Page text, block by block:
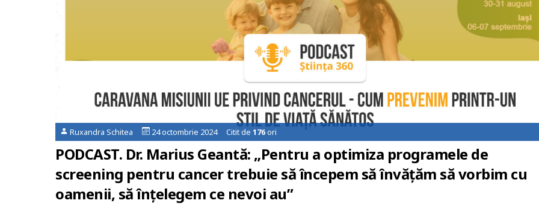
Ruxandra Schitea 24 octombrie 2024 Citit de 176ori
PODCAST. Dr. Marius Geantă: „Pentru a optimiza programele de
screening pentru cancer trebuie să începem să învățăm să vorbim cu
oamenii, să înțelegem ce nevoi au”